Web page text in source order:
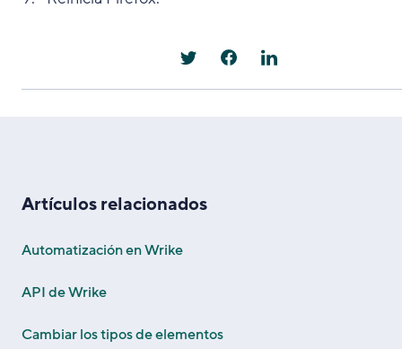
Artículos relacionados
Automatización en Wrike
API de Wrike
Cambiar los tipos de elementos